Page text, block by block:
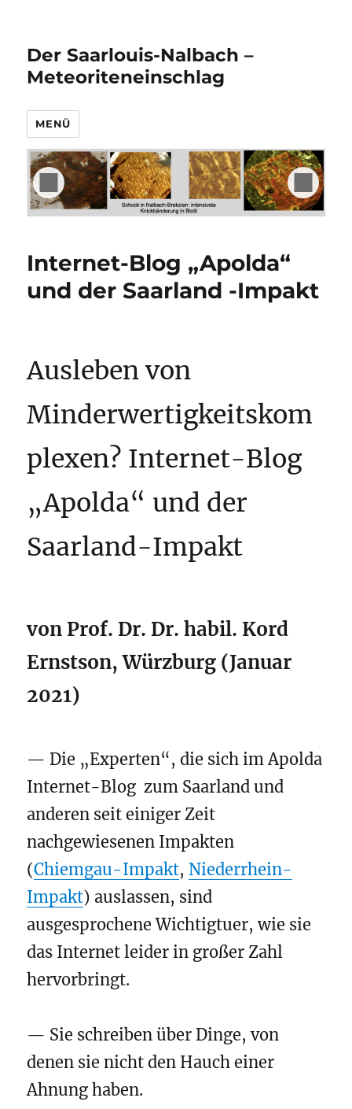
Der Saarlouis-Nalbach –
Meteoriteneinschlag
MENÜ
Internet-Blog „Apolda“
und der Saarland -Impakt
Ausleben von
Minderwertigkeitskom
plexen? Internet-Blog
„Apolda“ und der
Saarland-Impakt
von Prof. Dr. Dr. habil. Kord
Ernstson, Würzburg (Januar
2021)
— Die „Experten“, die sich im Apolda
Internet-Blog zum Saarland und
anderen seit einiger Zeit
nachgewiesenen Impakten
(Chiemgau-Impakt, Niederrhein-
Impakt) auslassen, sind
ausgesprochene Wichtigtuer, wie sie
das Internet leider in großer Zahl
hervorbringt.
— Sie schreiben über Dinge, von
denen sie nicht den Hauch einer
Ahnung haben.